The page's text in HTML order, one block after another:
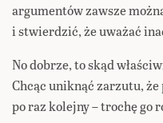
argumentów zawsze
i stwierdzić, że uważać
No dobrze, to skąd
Chcąc uniknąć zarzutu, że
po raz kolejny – trochę go